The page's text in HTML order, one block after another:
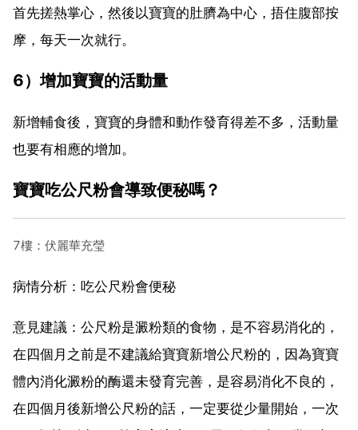
首先搓熱掌心，然後以寶寶的肚臍為中心，捂住腹部按
摩，每天一次就行。
6）增加寶寶的活動量
新增輔食後，寶寶的身體和動作發育得差不多，活動量
也要有相應的增加。
寶寶吃公尺粉會導致便秘嗎？
7樓：伏麗華充瑩
病情分析：吃公尺粉會便秘
意見建議：公尺粉是澱粉類的食物，是不容易消化的，
在四個月之前是不建議給寶寶新增公尺粉的，因為寶寶
體內消化澱粉的酶還未發育完善，是容易消化不良的，
在四個月後新增公尺粉的話，一定要從少量開始，一次